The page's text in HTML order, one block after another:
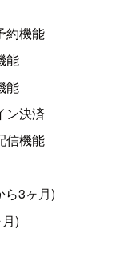
約機能
能
能
ン決済
信機能
ら3ヶ月)
)